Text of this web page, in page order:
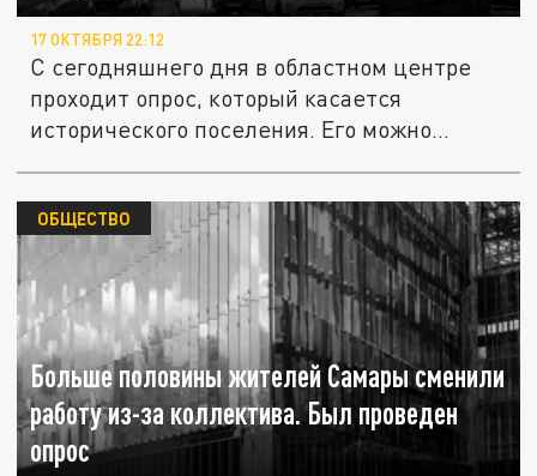
17 ОКТЯБРЯ 22:12
С сегодняшнего дня в областном центре
проходит опрос, который касается
исторического поселения. Его можно...
Больше половины жителей Самары сменили
работу из-за коллектива. Был проведен
опрос
ОБЩЕСТВО